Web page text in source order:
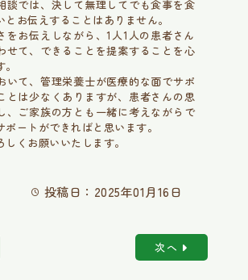
談では、決して無理してでも食事を食
とお伝えすることはありません。
をお伝えしながら、1人1人の患者さん
せて、できることを提案することを心
いて、管理栄養士が医療的な面でサポ
とは少なくありますが、患者さんの思
、ご家族の方とも一緒に考えながらで
ポートができればと思います。
くお願いいたします。
投稿日：2025年01月16日
次へ